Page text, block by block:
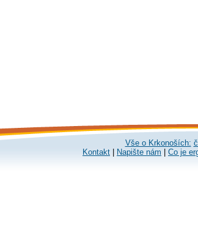
Vše o Krkonoších:
Kontakt
Napište nám Co je